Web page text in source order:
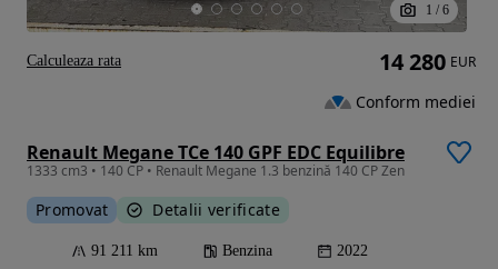
1 / 6
Renault Megane TCe 140 GPF EDC Equilibre
1333 cm3 • 140 CP • Renault Megane 1.3 benzină 140 CP Zen
Promovat Detalii verificate
91 211 km Benzina 2022
14 280 EUR
Conform mediei
Calculeaza rata